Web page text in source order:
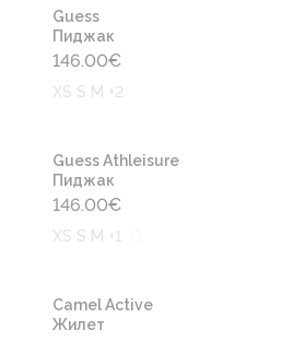
Guess
Пиджак
146.00€
XS S M +2
Guess Athleisure
Пиджак
146.00€
XS S M +1
Camel Active
Жилет